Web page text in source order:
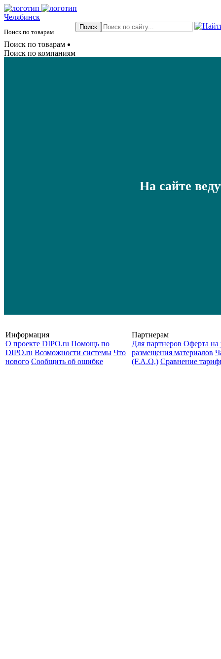
Челябинск
Поиск по товарам
Поиск по товарам
Поиск по компаниям
На сайте
Информация
О проекте DIPO.ru Помощь по
DIPO.ru Возможности системы Что
нового Сообщить об ошибке
Партнерам
Для партнеров Оферта на
размещения материалов
(F.A.Q.) Cравнение